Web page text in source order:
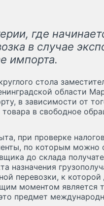
где
в случае
импорта.
стола
области
в зависимости от
в свободное
при проверке
по которым можно
до склада
назначения
перевозки, к
моментом является
предмет